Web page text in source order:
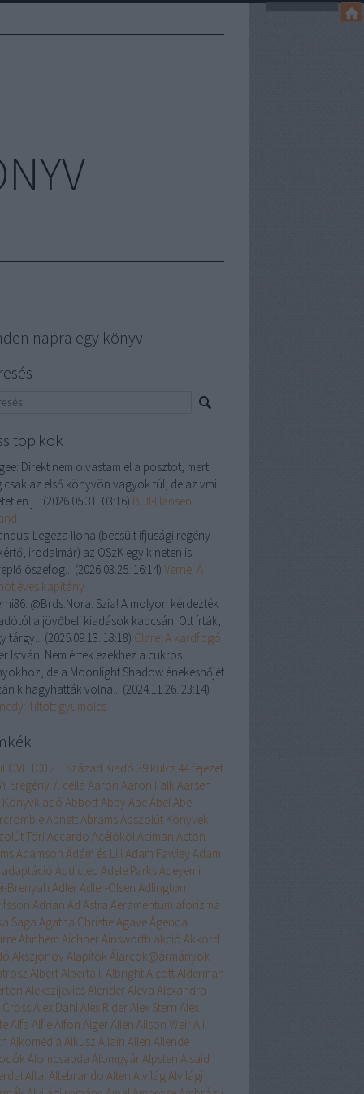
napra egy könyv
topikok
Direkt nem olvastam el a posztot, mert
csak az első könyvön vagyok túl, de az vmi
j... (2026.05.31. 03:16) Bull-Hansen:
Legeza Ilona (becsült ifjusági regény
irodalmár) az OSzK egyik neten is
öszefog... (2026.03.25. 16:14) Verne: A
éves kapitány
@Brds.Nora: Szia! A molyon kérdezték
a jövőbeli kiadások kapcsán. Ott írták,
tárgy... (2025.09.13. 18:18) Clare: A kardfogó
István: Nem értek ezekhez a cukros
de a Moonlight Shadow énekesnőjét
kihagyhatták volna... (2024.11.26. 23:14)
Tiltott gyümölcs
100 21. Század Kiadó 39 kulcs 44 fejezet
5regény 7. cella Aaron Aaron Falk Aarsen
Könyvkiadó AbbottAbby AbéÁbelAbel
AbnettAbramsAbszolút Könyvek
Töri Accardo AcélökölAciman Acton
Adamson Ádám és Lili Adam Fawley Adam
adaptáció Addicted Adele ParksAdeyemi
Brenyah AdlerAdler-Olsen Adlington
Adrian Ad Astra Aeramentum aforizma
Saga Agatha ChristieAgaveÁgenda
Ahnhem AichnerAinsworth akció Akkord
Akszjonov Alapítók Álarcok@ármányok
AlbertAlbertalli AlbrightAlcottAlderman
AlekszijevicsAlenderAleva Alexandra
CrossAlex DahlAlex RiderAlex Stern Alex
Alfa AlfieAlfon AlgerAlien Alison WeirAli
Alkomédia Alkusz Allain Allen Allende
Álomcsapda ÁlomgyárAlpsten Alsaid
Altaj Altebrando Alten AlvilágAlvilági